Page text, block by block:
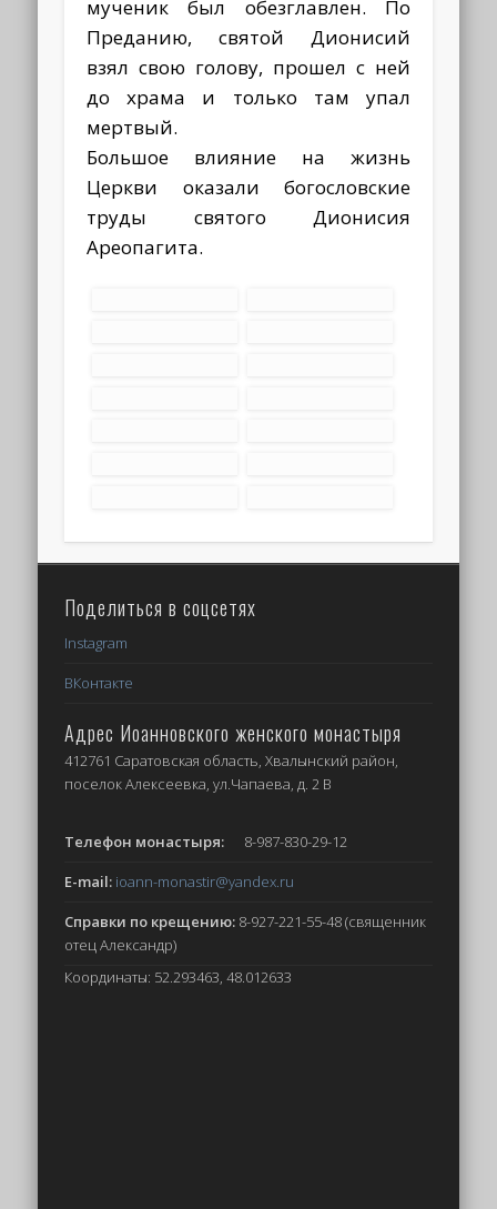
мученик был обезглавлен. По
Преданию, святой Дионисий
взял свою голову, прошел с ней
до храма и только там упал
мертвый.
Большое влияние на жизнь
Церкви оказали богословские
труды святого Дионисия
Ареопагита.
Поделиться в соцсетях
Instagram
ВКонтакте
Адрес Иоанновского женского монастыря
412761 Саратовская область, Хвалынский район,
поселок Алексеевка, ул.Чапаева, д. 2 В
Телефон монастыря:
8-987-830-29-12
E-mail: ioann-monastir@yandex.ru
Справки по крещению: 8-927-221-55-48 (священник
отец Александр)
Координаты: 52.293463, 48.012633